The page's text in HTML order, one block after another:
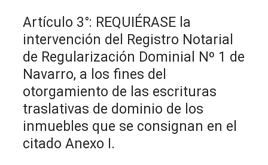
Artículo 3°: REQUIÉRASE la
intervención del Registro Notarial
de Regularización Dominial Nº 1 de
Navarro, a los fines del
otorgamiento de las escrituras
traslativas de dominio de los
inmuebles que se consignan en el
citado Anexo I.